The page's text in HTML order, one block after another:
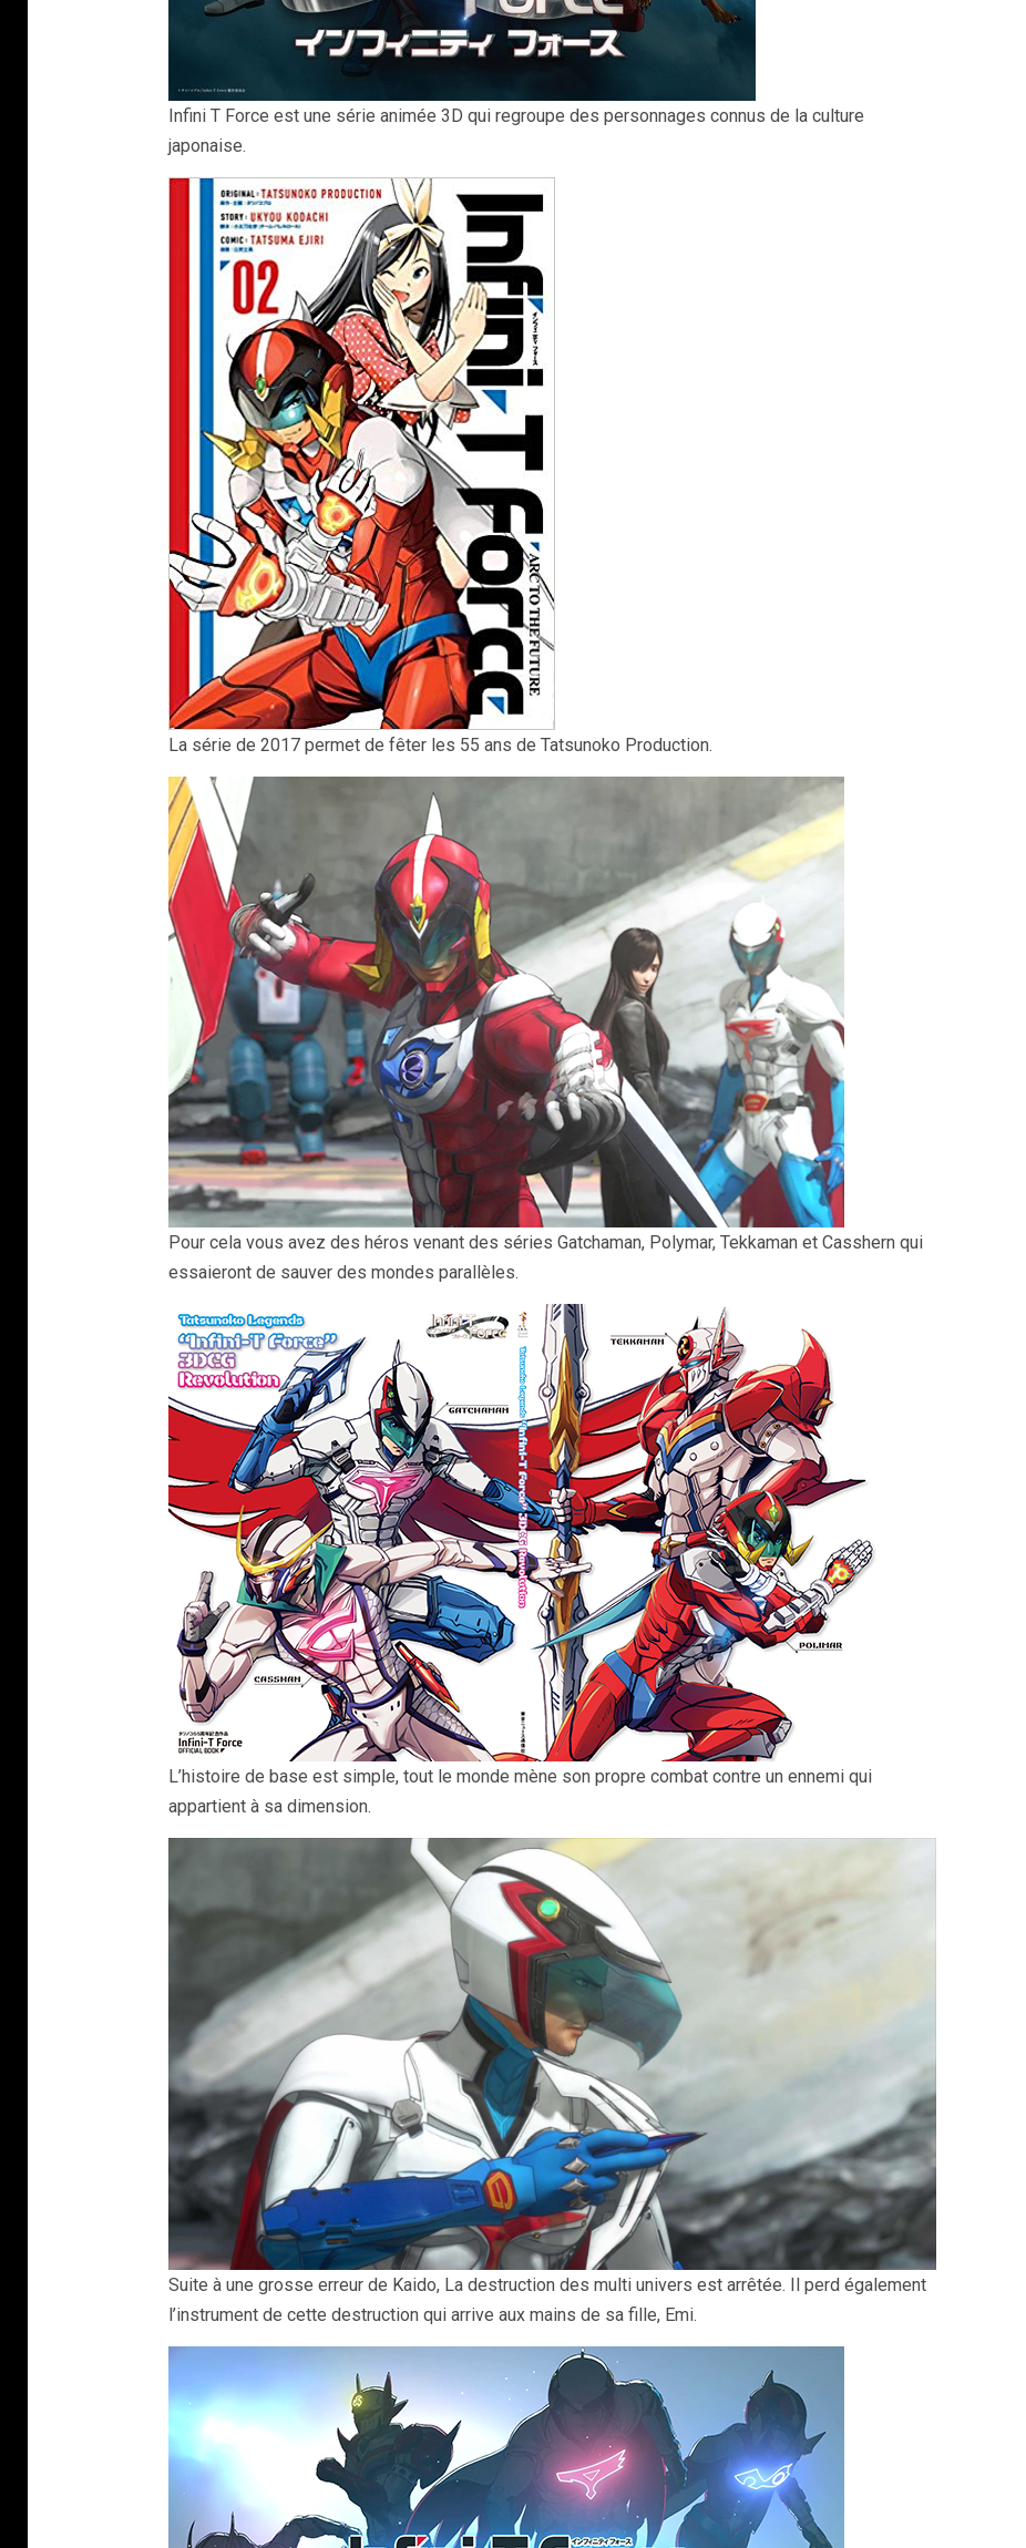
Infini T Force est une série animée 3D qui regroupe des personnages connus de la culture
japonaise.
La série de 2017 permet de fêter les 55 ans de Tatsunoko Production.
Pour cela vous avez des héros venant des séries Gatchaman, Polymar, Tekkaman et Casshern qui
essaieront de sauver des mondes parallèles.
L’histoire de base est simple, tout le monde mène son propre combat contre un ennemi qui
appartient à sa dimension.
Suite à une grosse erreur de Kaido, La destruction des multi univers est arrêtée. Il perd également
l’instrument de cette destruction qui arrive aux mains de sa fille, Emi.